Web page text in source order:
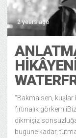
2 years ago
“Bakma sen,
fırtınalık
dikmişiz
bugüne kadar,